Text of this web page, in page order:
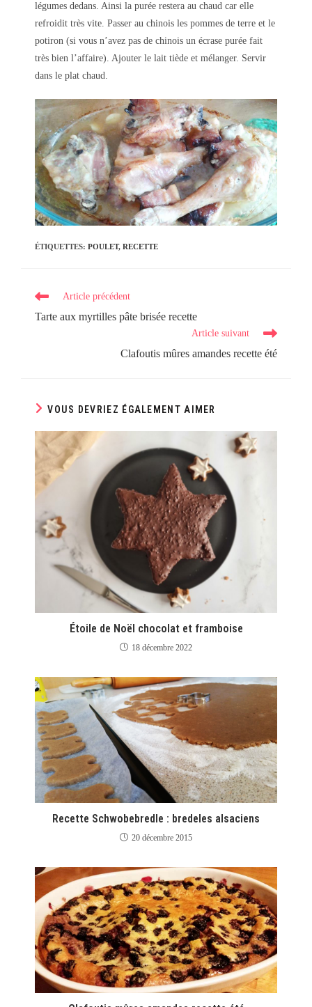
légumes dedans. Ainsi la purée restera au chaud car elle
refroidit très vite. Passer au chinois les pommes de terre et le
potiron (si vous n’avez pas de chinois un écrase purée fait
très bien l’affaire). Ajouter le lait tiède et mélanger. Servir
dans le plat chaud.
ÉTIQUETTES: POULET, RECETTE
Read
articles
Article précédent
Tarte aux myrtilles pâte brisée recette
Article suivant
Clafoutis mûres amandes recette été
VOUS DEVRIEZ ÉGALEMENT AIMER
Étoile de Noël chocolat et framboise
18 décembre 2022
Recette Schwobebredle : bredeles alsaciens
20 décembre 2015